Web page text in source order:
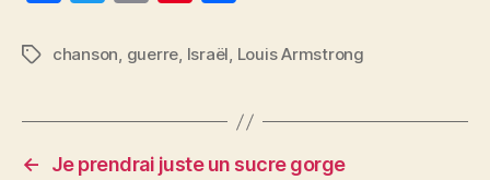
c
b
o
itt ai er
t
rt
g
er
Étiquettes
chanson, guerre, Israël, Louis Armstrong
←
Je prendrai juste un sucre gorge